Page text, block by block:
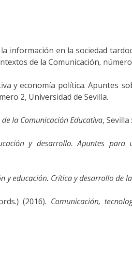
la información en la sociedad
de la Comunicación,
y economía política. Apuntes
2, Universidad de Sevilla.
la Comunicación Educativa, Sevilla
y desarrollo. Apuntes
y educación. Crítica y desarrollo de
(2016). Comunicación,